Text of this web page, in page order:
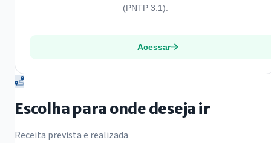
(PNTP 3.1).
Acessar
Escolha para onde deseja ir
Receita prevista e realizada